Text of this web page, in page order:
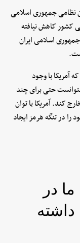
نظامی جمهوری اسلامی
کشور کاهش نیافته
اسلامی ایران
آمریکا با وجود
حتی برای چند
کند. آمریکا با توان
را در تنگه هرمز ایجاد
در